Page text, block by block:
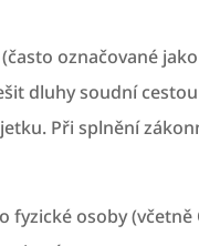
označované
dluhy soudní
Při splnění
fyzické osoby (včetně